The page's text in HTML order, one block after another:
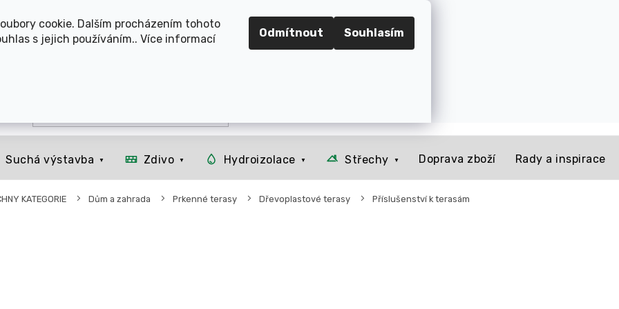
cookie. Dalším procházením tohoto
s jejich používáním.. Více informací
Odmítnout Souhlasím
SVITAVSKO, ŠUMPERSKO, BRNO, PARDUBICE, HRADEC KRÁLOVÉ
📞 Kontakt
Suchá výstavba Zdivo Hydroizolace Střechy Doprava zboží Rady a inspirace
KATEGORIE Dům a zahrada Prkenné terasy Dřevoplastové terasy Příslušenství k terasám